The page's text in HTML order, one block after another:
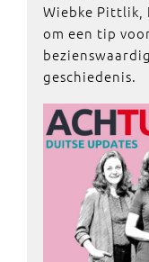
Wiebke Pittlik,
om een tip
geschiedenis.